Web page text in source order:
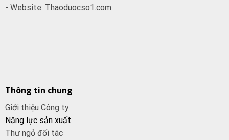
- Website: Thaoduocso1.com
Thông tin chung
Giới thiệu Công ty
Năng lực sản xuất
Thư ngỏ đối tác